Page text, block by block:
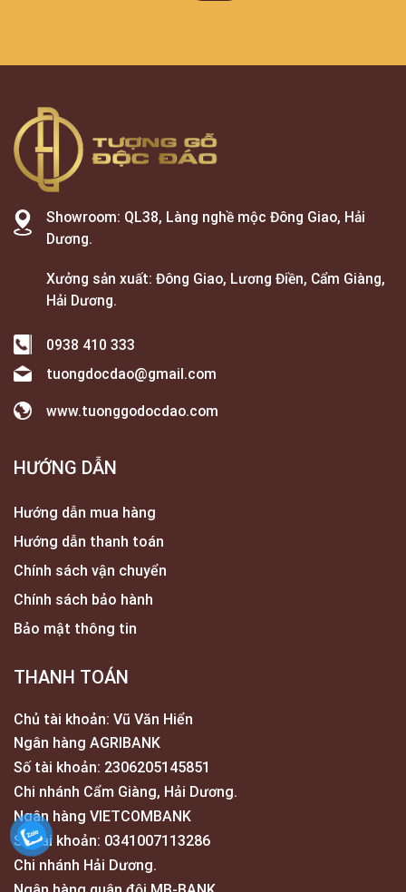
Showroom: QL38, Làng nghề mộc Đông Giao, Hải
Dương.
Xưởng sản xuất: Đông Giao, Lương Điền, Cẩm Giàng,
Hải Dương.
0938 410 333
tuongdocdao@gmail.com
www.tuonggodocdao.com
HƯỚNG DẪN
Hướng dẫn mua hàng
Hướng dẫn thanh toán
Chính sách vận chuyển
Chính sách bảo hành
Bảo mật thông tin
THANH TOÁN
Chủ tài khoản: Vũ Văn Hiển
Ngân hàng AGRIBANK
Số tài khoản: 2306205145851
Chi nhánh Cẩm Giàng, Hải Dương.
Ngân hàng VIETCOMBANK
Số tài khoản: 0341007113286
Chi nhánh Hải Dương.